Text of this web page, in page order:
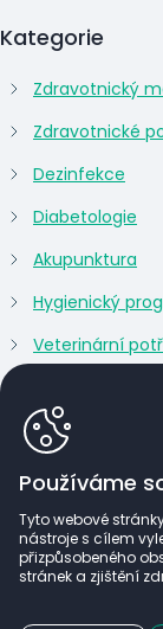
Používáme
Tyto webové
nástroje s cílem
přizpůsobeného
stránek a zjištění
Kategorie
Zdravotnický
Zdravotnické
Dezinfekce
Diabetologie
Akupunktura
Hygienický
Veterinární